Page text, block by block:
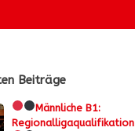
Beiträge
Männliche B1:
Regionalligaqualifikation